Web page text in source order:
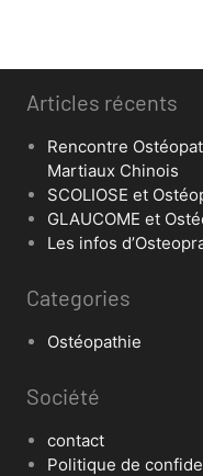
Articles récents
Rencontre
Martiaux Chinois
SCOLIOSE et
GLAUCOME et
Les infos
Categories
Ostéopathie
Société
contact
Politique de